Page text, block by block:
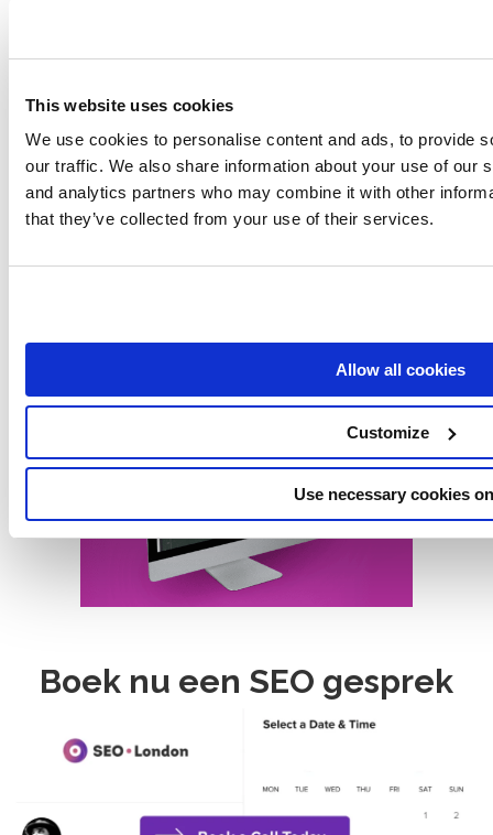
This website uses cookies
We use cookies to personalise content and ads, to provide
our traffic. We also share information about your use of our
and analytics partners who may combine it with other
that they’ve collected from your use of their services.
Allow all cookies
Customize
Use necessary cookies
SEO GAP Analyse
SEO.London controleerde 35 websites en meer
dan 150.000 trefwoorden. Het resultaat van
meer dan 5 miljoen datapunten wordt
Boek nu een SEO gesprek